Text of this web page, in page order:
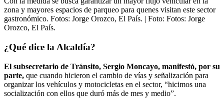
zona y mayores espacios de parqueo para quenes visitan este sector
gastronómico. Fotos: Jorge Orozco, El País. | Foto: Fotos: Jorge
Orozco, El País.
¿Qué dice la Alcaldía?
El subsecretario de Tránsito, Sergio Moncayo, manifestó, por su
parte, que cuando hicieron el cambio de vías y señalización para
organizar los vehículos y motocicletas en el sector, “hicimos una
socialización con ellos que duró más de mes y medio”.